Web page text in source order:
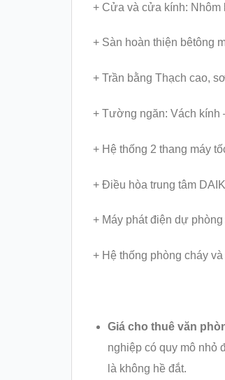
+ Cửa và cửa kính: Nhôm
+ Sàn hoàn thiện bêtông
+ Trần bằng Thạch cao,
+ Tường ngăn: Vách kính
+ Hệ thống 2 thang máy
+ Điều hòa trung tâm
+ Máy phát điện dự
+ Hệ thống phòng cháy
Giá cho thuê văn
nghiệp có quy mô nhỏ
là không hề đắt.